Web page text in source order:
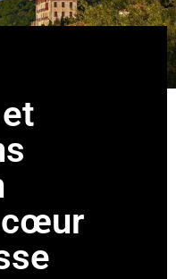
cœur